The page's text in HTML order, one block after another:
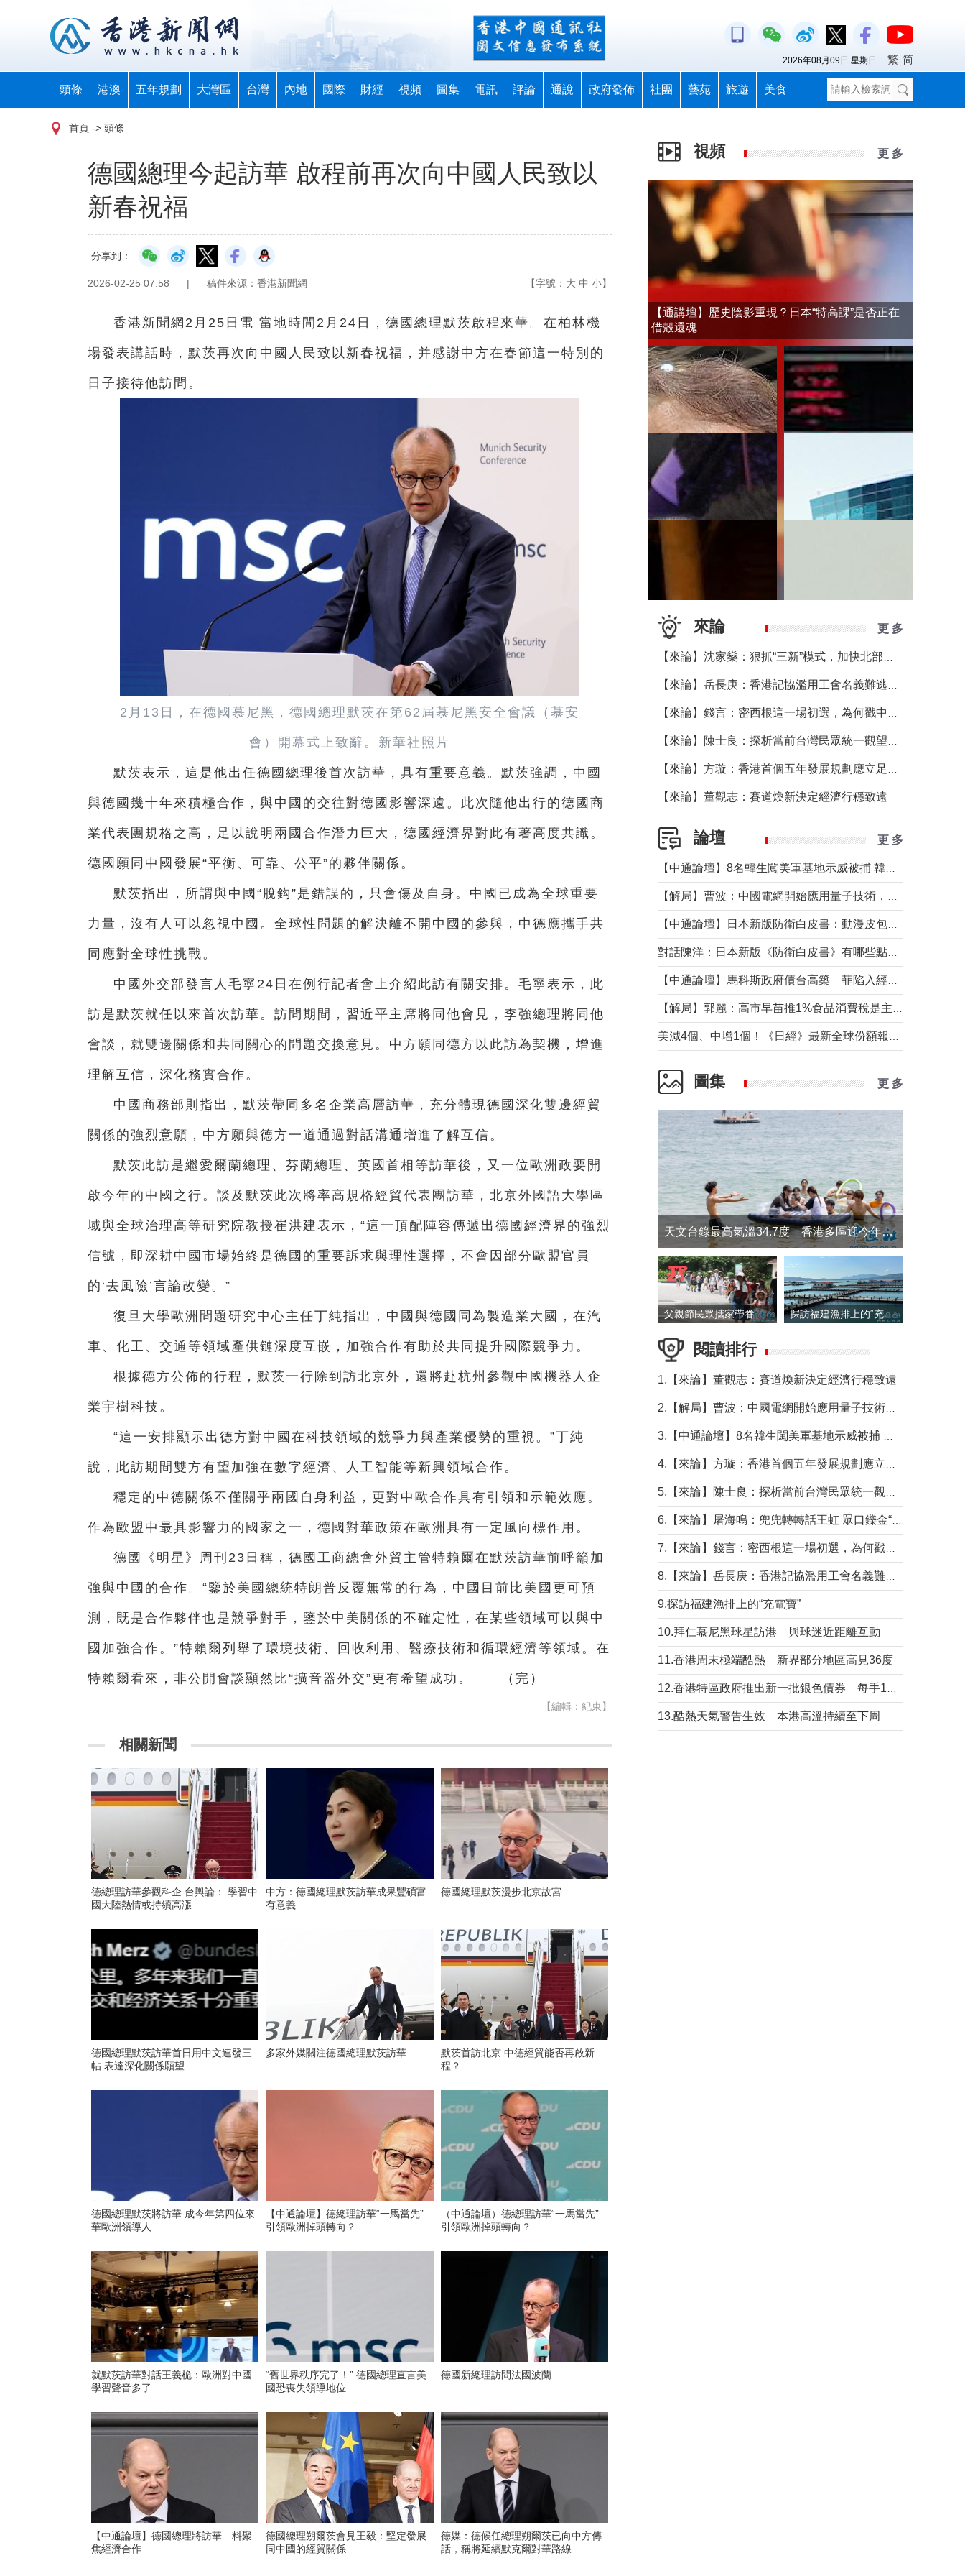
頭條 港澳 五年規劃 大灣區 台灣 內地 國際 財經 視頻 圖集 電訊 評論 通說 政府發佈 社團 藝苑 旅遊 美食
2026年08月09日 星期日 繁 简
首頁 -> 頭條
德國總理今起訪華 啟程前再次向中國人民致以
新春祝福
分享到：
2026-02-25 07:58 | 稿件來源：香港新聞網 【字號： 大 中 小】
香港新聞網2月25日電 當地時間2月24日，德國總理默茨啟程來華。在柏林機
場發表講話時，默茨再次向中國人民致以新春祝福，并感謝中方在春節這一特別的
日子接待他訪問。
2月13日，在德國慕尼黑，德國總理默茨在第62屆慕尼黑安全會議（慕安
會）開幕式上致辭。新華社照片
默茨表示，這是他出任德國總理後首次訪華，具有重要意義。默茨強調，中國
與德國幾十年來積極合作，與中國的交往對德國影響深遠。此次隨他出行的德國商
業代表團規格之高，足以說明兩國合作潛力巨大，德國經濟界對此有著高度共識。
德國願同中國發展“平衡、可靠、公平”的夥伴關係。
默茨指出，所謂與中國“脫鈎”是錯誤的，只會傷及自身。中國已成為全球重要
力量，沒有人可以忽視中國。全球性問題的解決離不開中國的參與，中德應攜手共
同應對全球性挑戰。
中國外交部發言人毛寧24日在例行記者會上介紹此訪有關安排。毛寧表示，此
訪是默茨就任以來首次訪華。訪問期間，習近平主席將同他會見，李強總理將同他
會談，就雙邊關係和共同關心的問題交換意見。中方願同德方以此訪為契機，增進
理解互信，深化務實合作。
中國商務部則指出，默茨帶同多名企業高層訪華，充分體現德國深化雙邊經貿
關係的強烈意願，中方願與德方一道通過對話溝通增進了解互信。
默茨此訪是繼愛爾蘭總理、芬蘭總理、英國首相等訪華後，又一位歐洲政要開
啟今年的中國之行。談及默茨此次將率高規格經貿代表團訪華，北京外國語大學區
域與全球治理高等研究院教授崔洪建表示，“這一頂配陣容傳遞出德國經濟界的強烈
信號，即深耕中國市場始終是德國的重要訴求與理性選擇，不會因部分歐盟官員
的‘去風險’言論改變。”
復旦大學歐洲問題研究中心主任丁純指出，中國與德國同為製造業大國，在汽
車、化工、交通等領域產供鏈深度互嵌，加強合作有助於共同提升國際競爭力。
根據德方公佈的行程，默茨一行除到訪北京外，還將赴杭州參觀中國機器人企
業宇樹科技。
“這一安排顯示出德方對中國在科技領域的競爭力與產業優勢的重視。”丁純
說，此訪期間雙方有望加強在數字經濟、人工智能等新興領域合作。
穩定的中德關係不僅關乎兩國自身利益，更對中歐合作具有引領和示範效應。
作為歐盟中最具影響力的國家之一，德國對華政策在歐洲具有一定風向標作用。
德國《明星》周刊23日稱，德國工商總會外貿主管特賴爾在默茨訪華前呼籲加
強與中國的合作。“鑒於美國總統特朗普反覆無常的行為，中國目前比美國更可預
測，既是合作夥伴也是競爭對手，鑒於中美關係的不確定性，在某些領域可以與中
國加強合作。”特賴爾列舉了環境技術、回收利用、醫療技術和循環經濟等領域。在
特賴爾看來，非公開會談顯然比“擴音器外交”更有希望成功。 （完）
【編輯：紀東】
相關新聞
德總理訪華參觀科企 台輿論： 學習中
國大陸熱情或持續高漲
中方：德國總理默茨訪華成果豐碩富
有意義
德國總理默茨漫步北京故宮
德國總理默茨訪華首日用中文連發三
帖 表達深化關係願望
多家外媒關注德國總理默茨訪華
默茨首訪北京 中德經貿能否再啟新
程？
德國總理默茨將訪華 成今年第四位來
華歐洲領導人
【中通論壇】德總理訪華“一馬當先”
引領歐洲掉頭轉向？
（中通論壇）德總理訪華“一馬當先”
引領歐洲掉頭轉向？
就默茨訪華對話王義桅：歐洲對中國
學習聲音多了
“舊世界秩序完了！” 德國總理直言美
國恐喪失領導地位
德國新總理訪問法國波蘭
【中通論壇】德國總理將訪華 料聚
焦經濟合作
德國總理朔爾茨會見王毅：堅定發展
同中國的經貿關係
德媒：德候任總理朔爾茨已向中方傳
話，稱將延續默克爾對華路線
視頻 更 多
【通講壇】歷史陰影重現？日本“特高課”是否正在
借殼還魂
來論 更 多
【來論】董觀志：賽道煥新決定經濟行穩致遠
論壇 更 多
圖集 更 多
天文台錄最高氣溫34.7度 香港多區迎今年最熱一天
父親節民眾攜家帶眷出遊 探訪福建漁排上的“充電寶”
閱讀排行
1.【來論】董觀志：賽道煥新決定經濟行穩致遠
9.探訪福建漁排上的“充電寶”
10.拜仁慕尼黑球星訪港 與球迷近距離互動
11.香港周末極端酷熱 新界部分地區高見36度
13.酷熱天氣警告生效 本港高溫持續至下周